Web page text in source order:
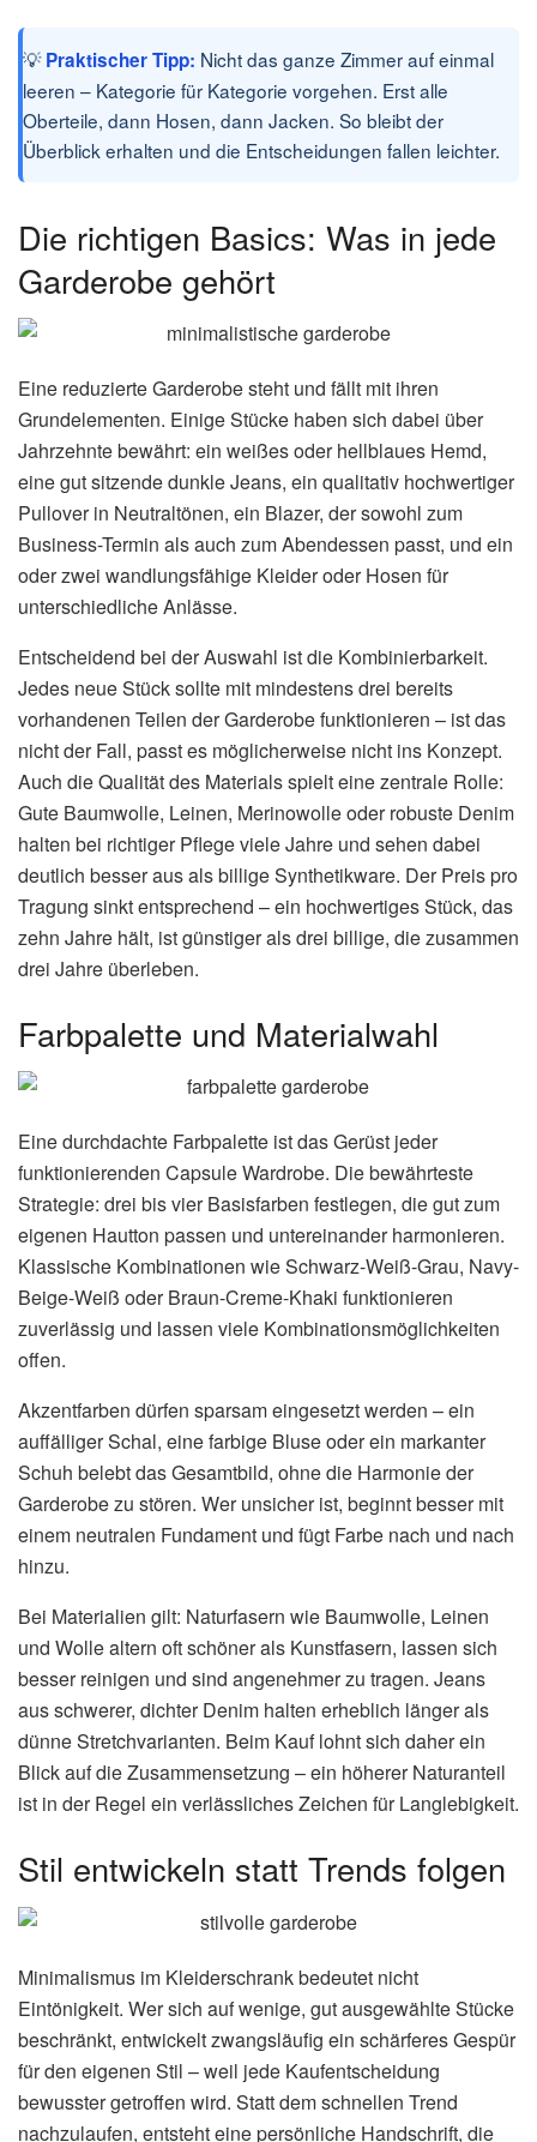
💡Praktischer Tipp: Nicht das ganze Zimmer auf einmal
leeren – Kategorie für Kategorie vorgehen. Erst alle
Oberteile, dann Hosen, dann Jacken. So bleibt der
Überblick erhalten und die Entscheidungen fallen leichter.
Die richtigen Basics: Was in jede
Garderobe gehört
Eine reduzierte Garderobe steht und fällt mit ihren
Grundelementen. Einige Stücke haben sich dabei über
Jahrzehnte bewährt: ein weißes oder hellblaues Hemd,
eine gut sitzende dunkle Jeans, ein qualitativ hochwertiger
Pullover in Neutraltönen, ein Blazer, der sowohl zum
Business-Termin als auch zum Abendessen passt, und ein
oder zwei wandlungsfähige Kleider oder Hosen für
unterschiedliche Anlässe.
Entscheidend bei der Auswahl ist die Kombinierbarkeit.
Jedes neue Stück sollte mit mindestens drei bereits
vorhandenen Teilen der Garderobe funktionieren – ist das
nicht der Fall, passt es möglicherweise nicht ins Konzept.
Auch die Qualität des Materials spielt eine zentrale Rolle:
Gute Baumwolle, Leinen, Merinowolle oder robuste Denim
halten bei richtiger Pflege viele Jahre und sehen dabei
deutlich besser aus als billige Synthetikware. Der Preis pro
Tragung sinkt entsprechend – ein hochwertiges Stück, das
zehn Jahre hält, ist günstiger als drei billige, die zusammen
drei Jahre überleben.
Farbpalette und Materialwahl
Eine durchdachte Farbpalette ist das Gerüst jeder
funktionierenden Capsule Wardrobe. Die bewährteste
Strategie: drei bis vier Basisfarben festlegen, die gut zum
eigenen Hautton passen und untereinander harmonieren.
Klassische Kombinationen wie Schwarz-Weiß-Grau, Navy-
Beige-Weiß oder Braun-Creme-Khaki funktionieren
zuverlässig und lassen viele Kombinationsmöglichkeiten
offen.
Akzentfarben dürfen sparsam eingesetzt werden – ein
auffälliger Schal, eine farbige Bluse oder ein markanter
Schuh belebt das Gesamtbild, ohne die Harmonie der
Garderobe zu stören. Wer unsicher ist, beginnt besser mit
einem neutralen Fundament und fügt Farbe nach und nach
hinzu.
Bei Materialien gilt: Naturfasern wie Baumwolle, Leinen
und Wolle altern oft schöner als Kunstfasern, lassen sich
besser reinigen und sind angenehmer zu tragen. Jeans
aus schwerer, dichter Denim halten erheblich länger als
dünne Stretchvarianten. Beim Kauf lohnt sich daher ein
Blick auf die Zusammensetzung – ein höherer Naturanteil
ist in der Regel ein verlässliches Zeichen für Langlebigkeit.
Stil entwickeln statt Trends folgen
Minimalismus im Kleiderschrank bedeutet nicht
Eintönigkeit. Wer sich auf wenige, gut ausgewählte Stücke
beschränkt, entwickelt zwangsläufig ein schärferes Gespür
für den eigenen Stil – weil jede Kaufentscheidung
bewusster getroffen wird. Statt dem schnellen Trend
nachzulaufen, entsteht eine persönliche Handschrift, die